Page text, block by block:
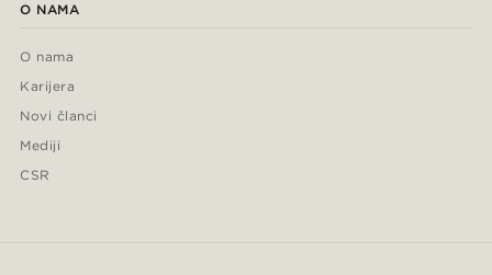
O NAMA
O nama
Karijera
Novi članci
Mediji
CSR